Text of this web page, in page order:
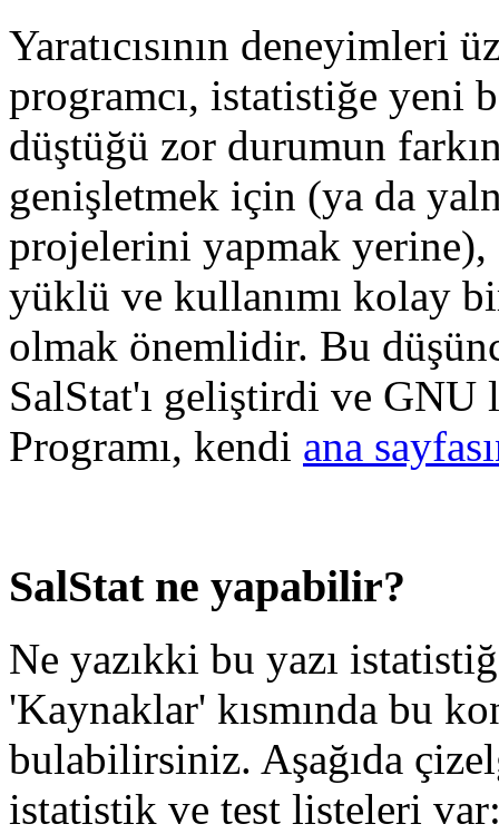
Yaratıcısının deneyimleri
programcı, istatistiğe yeni
düştüğü zor durumun
genişletmek için (ya da
projelerini yapmak yerine),
yüklü ve kullanımı kolay
olmak önemlidir. Bu
SalStat'ı geliştirdi ve GNU
Programı, kendi ana
SalStat ne yapabilir?
Ne yazıkki bu yazı
'Kaynaklar' kısmında bu
bulabilirsiniz. Aşağıda
istatistik ve test listeleri